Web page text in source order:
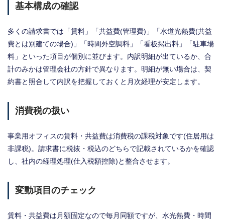
基本構成の確認
多くの請求書では「賃料」「共益費(管理費)」「水道光熱費(共益
費とは別建ての場合)」「時間外空調料」「看板掲出料」「駐車場
料」といった項目が個別に並びます。内訳明細が出ているか、合
計のみかは管理会社の方針で異なります。明細が無い場合は、契
約書と照合して内訳を把握しておくと月次経理が安定します。
消費税の扱い
事業用オフィスの賃料・共益費は消費税の課税対象です(住居用は
非課税)。請求書に税抜・税込のどちらで記載されているかを確認
し、社内の経理処理(仕入税額控除)と整合させます。
変動項目のチェック
賃料・共益費は月額固定なので毎月同額ですが、水光熱費・時間